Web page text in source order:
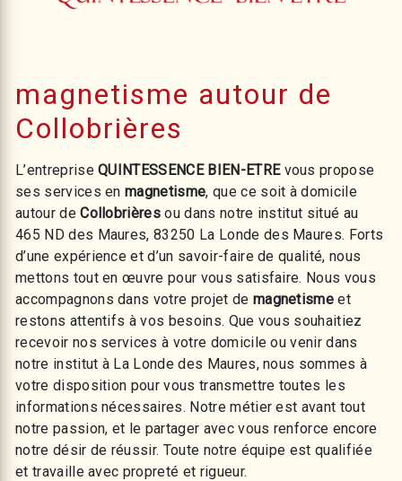
magnetisme autour de
Collobrières
L’entrepriseQUINTESSENCE BIEN-ETREvous propose
ses services enmagnetisme, que ce soit à domicile
autour deCollobrières ou dans notre institut situé au
465 ND des Maures, 83250 La Londe des Maures. Forts
d’une expérience et d’un savoir-faire de qualité, nous
mettons tout en œuvre pour vous satisfaire. Nous vous
accompagnons dans votre projet de magnetisme et
restons attentifs à vos besoins. Que vous souhaitiez
recevoir nos services à votre domicile ou venir dans
notre institut à La Londe des Maures, nous sommes à
votre disposition pour vous transmettre toutes les
informations nécessaires. Notre métier est avant tout
notre passion, et le partager avec vous renforce encore
notre désir de réussir. Toute notre équipe est qualifiée
et travaille avec propreté et rigueur.